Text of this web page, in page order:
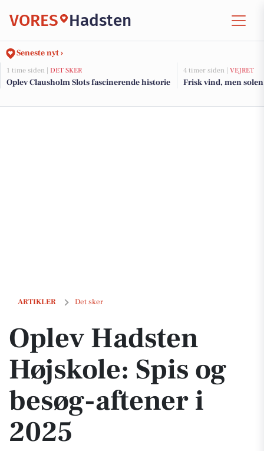
VORES Hadsten
Seneste nyt ›
1 time siden | DET SKER
Oplev Clausholm Slots fascinerende historie
4 timer siden | VEJRET
Frisk vind, men
ARTIKLER Det sker
Oplev Hadsten Højskole: Spis og besøg-aftener i 2025
Oplev Hadsten
Højskole: Spis og
besøg-aftener i
2025